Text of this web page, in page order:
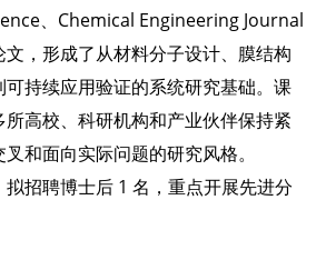
、Chemical Engineering Journal
，形成了从材料分子设计、膜结构
持续应用验证的系统研究基础。课
高校、科研机构和产业伙伴保持紧
和面向实际问题的研究风格。
招聘博士后 1 名，重点开展先进分